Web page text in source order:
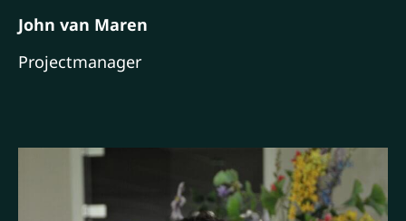
John van Maren
Projectmanager